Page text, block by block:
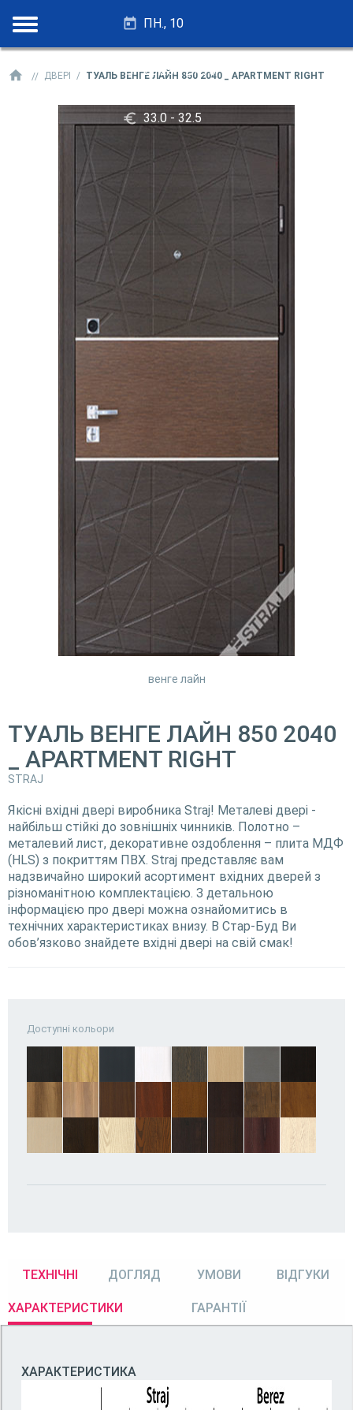
ПН., 10
28.25 - 27.75
33.0 - 32.5
ДВЕРІ ТУАЛЬ ВЕНГЕ ЛАЙН 850 2040 _ APARTMENT RIGHT
венге лайн
ТУАЛЬ ВЕНГЕ ЛАЙН 850 2040
_ APARTMENT RIGHT
STRAJ
Якісні вхідні двері виробника Straj! Металеві двері -
найбільш стійкі до зовнішніх чинників. Полотно –
металевий лист, декоративне оздоблення – плита МДФ
(HLS) з покриттям ПВХ. Straj представляє вам
надзвичайно широкий асортимент вхідних дверей з
різноманітною комплектацією. З детальною
інформацією про двері можна ознайомитись в
технічних характеристиках внизу. В Стар-Буд Ви
обов’язково знайдете вхідні двері на свій смак!
Доступні кольори
ТЕХНІЧНІ
ХАРАКТЕРИСТИКИ
ДОГЛЯД УМОВИ
ГАРАНТІЇ
ВІДГУКИ
ХАРАКТЕРИСТИКА